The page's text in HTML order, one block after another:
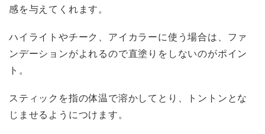
感を与えてくれます。
ハイライトやチーク、アイカラーに使う場合は、ファ
ンデーションがよれるので直塗りをしないのがポイン
ト。
スティックを指の体温で溶かしてとり、トントンとな
じませるようにつけます。